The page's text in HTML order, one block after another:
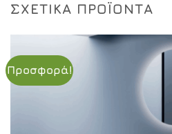
ΣΧΕΤΙΚΆ ΠΡΟΪΌΝΤΑ
Προσφορά!